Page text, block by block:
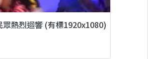
熱烈迴響 (有標1920x1080)